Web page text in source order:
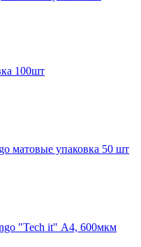
100шт
матовые упаковка 50 шт
"Tech it" А4, 600мкм